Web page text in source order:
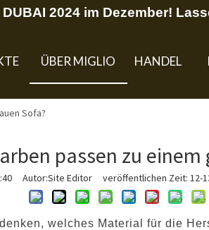
2024 im Dezember!
ÜBER MIGLIO HANDEL
Sofa?
passen zu einem
40Autor:Site Editor veröffentlichen Zeit: 12-
welches Material für die